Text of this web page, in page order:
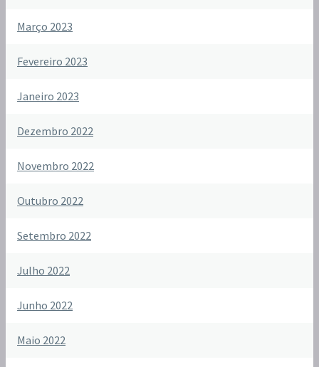
Março 2023
Fevereiro 2023
Janeiro 2023
Dezembro 2022
Novembro 2022
Outubro 2022
Setembro 2022
Julho 2022
Junho 2022
Maio 2022